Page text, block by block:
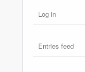
Log in
Entries feed